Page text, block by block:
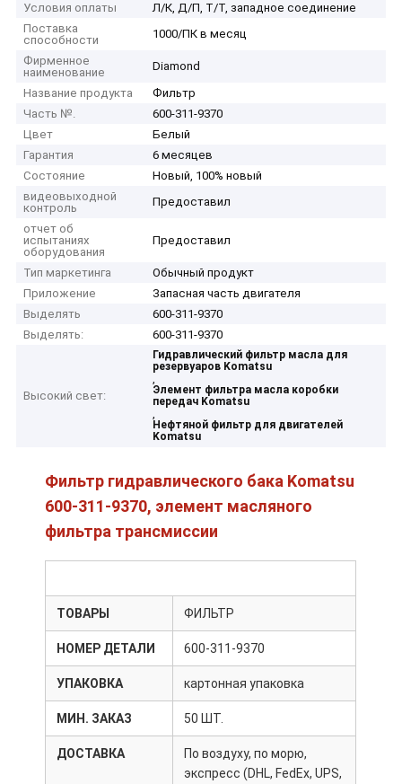
Условия оплаты
Л/К, Д/П, Т/Т, западное соединение
Поставка
способности
1000/ПК в месяц
Фирменное
наименование
Diamond
Название продукта
Фильтр
Часть №.
600-311-9370
Цвет
Белый
Гарантия
6 месяцев
Состояние
Новый, 100% новый
видеовыходной
контроль
Предоставил
отчет об
испытаниях
оборудования
Предоставил
Тип маркетинга
Обычный продукт
Приложение
Запасная часть двигателя
Выделять
600-311-9370
Выделять:
600-311-9370
Высокий свет:
Гидравлический фильтр масла для
резервуаров Komatsu
,
Элемент фильтра масла коробки
передач Komatsu
,
Нефтяной фильтр для двигателей
Komatsu
Фильтр гидравлического бака Komatsu
600-311-9370, элемент масляного
фильтра трансмиссии
ТОВАРЫ ФИЛЬТР
НОМЕР ДЕТАЛИ 600-311-9370
УПАКОВКА картонная упаковка
МИН. ЗАКАЗ 50 ШТ.
ДОСТАВКА
По воздуху, по морю,
экспресс (DHL, FedEx, UPS,